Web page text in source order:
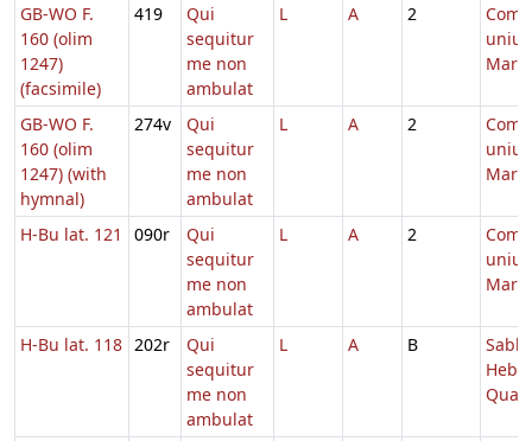
GB-WO F.
160 (olim
1247)
(facsimile)
419
Qui
sequitur
me non
ambulat
L A 2
unius
GB-WO F.
160 (olim
1247) (with
hymnal)
274v
Qui
sequitur
me non
ambulat
L A 2
unius
H-Bu lat. 121 090r
Qui
sequitur
me non
ambulat
L A 2
unius
H-Bu lat. 118 202r
Qui
sequitur
me non
ambulat
L A B
Sabb.